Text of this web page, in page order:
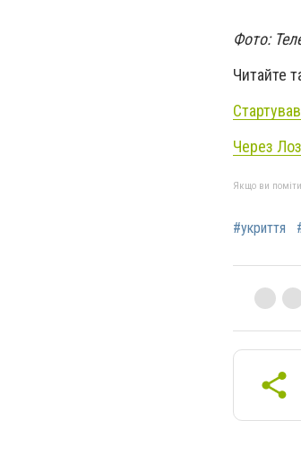
Фото:
Читайте
Через
Якщо ви
#укриття